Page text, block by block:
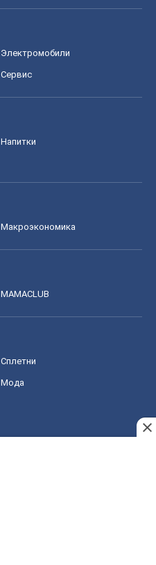
Электромобили
Сервис
Напитки
Mакроэкономика
MAMACLUB
Сплетни
Мода